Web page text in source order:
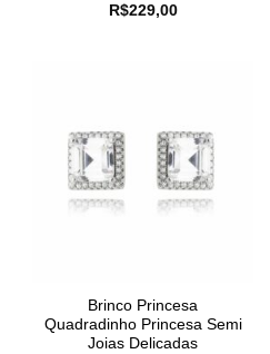
R$229,00
Brinco Princesa
Quadradinho Princesa Semi
Joias Delicadas